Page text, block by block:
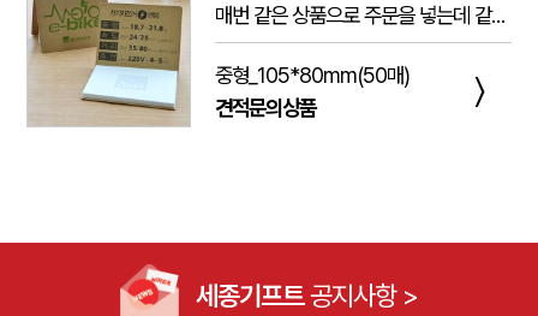
매번 같은 상품으로 주문을 넣는데 같은 품질로 받을 수 있어서 좋습니다. 배송 기간도 적당히 잘오는거 같아요. 앞으로도 계속 이용할꺼 같습니다. 지금과 같은 품질로 유지해주세요!!
중형_105*80mm(50매)
견적문의상품
〉
세종기프트공지사항 >